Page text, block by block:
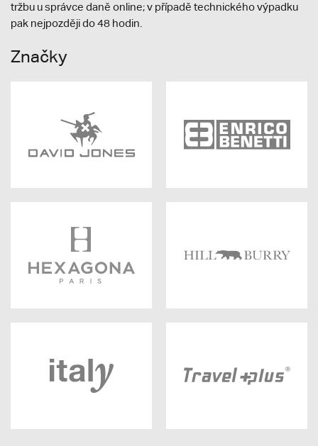
tržbu u správce daně online; v případě technického výpadku
pak nejpozději do 48 hodin.
Značky